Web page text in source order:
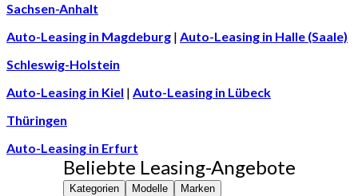
Sachsen-Anhalt
Auto-Leasing in Magdeburg | Auto-Leasing in Halle (Saale)
Schleswig-Holstein
Auto-Leasing in Kiel | Auto-Leasing in Lübeck
Thüringen
Auto-Leasing in Erfurt
Beliebte Leasing-Angebote
Kategorien Modelle Marken